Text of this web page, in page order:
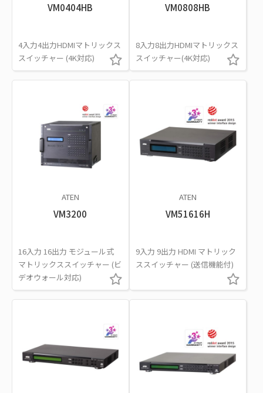
VM0404HB
4入力4出力HDMIマトリックス
スイッチャー (4K対応)
VM0808HB
8入力8出力HDMIマトリックス
スイッチャー(4K対応)
ATEN
VM3200
16入力 16出力 モジュール式
マトリックススイッチャー (ビ
デオウォール対応)
ATEN
VM51616H
9入力 9出力 HDMI マトリック
ススイッチャー (送信機能付)